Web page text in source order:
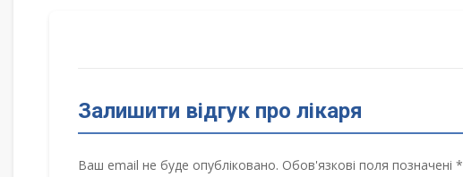
Залишити відгук про лікаря
Ваш email не буде опубліковано. Обов'язкові поля позначені *